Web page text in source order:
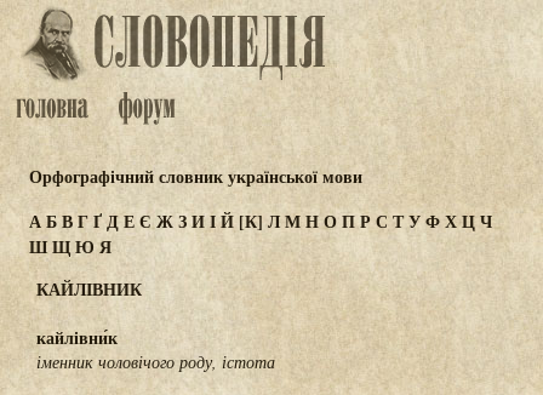
Орфографічний словник української мови
АБВГҐДЕЄ ЖЗИІЙ [К] ЛМНОПР СТУФХЦЧ
ШЩЮЯ
КАЙЛІВНИК
кайлівни́к
іменник чоловічого роду, істота